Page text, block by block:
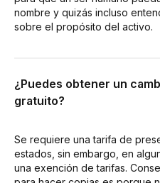
nombre y quizás incluso
sobre el propósito del activo.
¿Puedes obtener un
gratuito?
Se requiere una tarifa de
estados, sin embargo, en
una exención de tarifas.